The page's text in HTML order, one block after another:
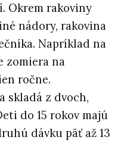
Okrem rakoviny
nádory, rakovina
Napríklad na
zomiera na
ročne.
skladá z dvoch,
do 15 rokov majú
dávku päť až 13